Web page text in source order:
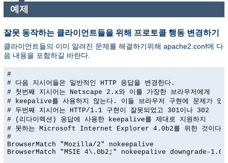
예제
잘못 동작하는 클라이언트들을 위해 프로토콜 행동 변경하기
클라이언트들의 이미 알려진 문제를 해결하기위해 apache2.conf에 다
음 내용을 포함하길 바란다.
#
# 다음 지시어들은 일반적인 HTTP 응답을 변경한다.
# 첫번째 지시어는 Netscape 2.x와 이를 가장한 브라우저에게
# keepalive를 사용하지 않는다. 이들 브라우저 구현에 문제가 있
# 두번째 지시어는 HTTP/1.1 구현이 잘못되었고 301이나 302
# (리다이렉션) 응답에 사용한 keepalive를 제대로 지원하지
# 못하는 Microsoft Internet Explorer 4.0b2를 위한 것이다.
#
BrowserMatch "Mozilla/2" nokeepalive
BrowserMatch "MSIE 4\.0b2;" nokeepalive downgrade-